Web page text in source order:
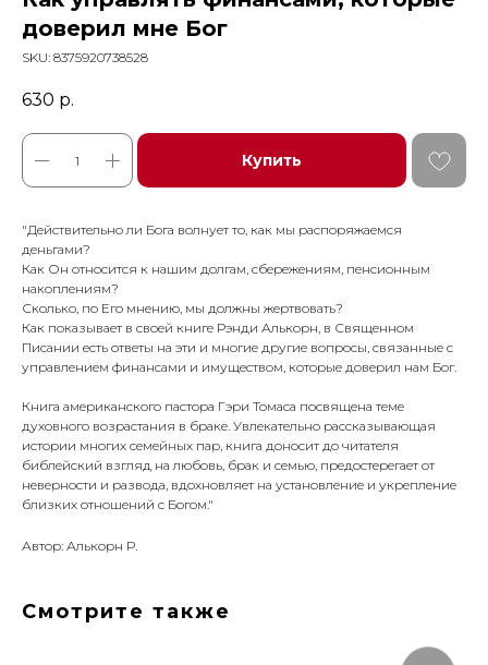
доверил мне Бог
SKU: 8375920738528
630 р.
Купить
"Действительно ли Бога волнует то, как мы распоряжаемся
деньгами?
Как Он относится к нашим долгам, сбережениям, пенсионным
накоплениям?
Сколько, по Его мнению, мы должны жертвовать?
Как показывает в своей книге Рэнди Алькорн, в Священном
Писании есть ответы на эти и многие другие вопросы, связанные с
управлением финансами и имуществом, которые доверил нам Бог.
Книга американского пастора Гэри Томаса посвящена теме
духовного возрастания в браке. Увлекательно рассказывающая
истории многих семейных пар, книга доносит до читателя
библейский взгляд на любовь, брак и семью, предостерегает от
неверности и развода, вдохновляет на установление и укрепление
близких отношений с Богом."
Автор: Алькорн Р.
Смотрите также